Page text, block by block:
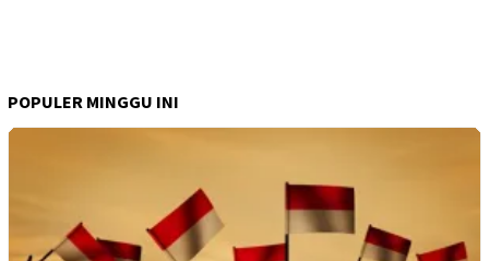
POPULER MINGGU INI